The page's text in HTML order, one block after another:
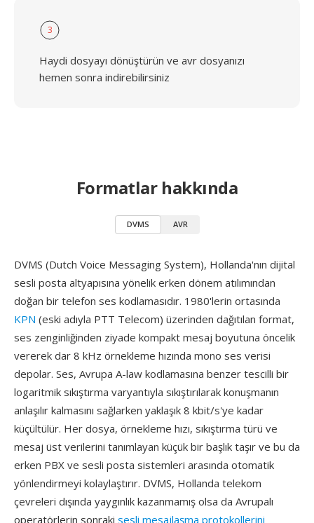
3
Haydi dosyayı dönüştürün ve avr dosyanızı
hemen sonra indirebilirsiniz
Formatlar hakkında
DVMS AVR
DVMS (Dutch Voice Messaging System), Hollanda'nın dijital
sesli posta altyapısına yönelik erken dönem atılımından
doğan bir telefon ses kodlamasıdır. 1980'lerin ortasında
KPN (eski adıyla PTT Telecom) üzerinden dağıtılan format,
ses zenginliğinden ziyade kompakt mesaj boyutuna öncelik
vererek dar 8 kHz örnekleme hızında mono ses verisi
depolar. Ses, Avrupa A-law kodlamasına benzer tescilli bir
logaritmik sıkıştırma varyantıyla sıkıştırılarak konuşmanın
anlaşılır kalmasını sağlarken yaklaşık 8 kbit/s'ye kadar
küçültülür. Her dosya, örnekleme hızı, sıkıştırma türü ve
mesaj üst verilerini tanımlayan küçük bir başlık taşır ve bu da
erken PBX ve sesli posta sistemleri arasında otomatik
yönlendirmeyi kolaylaştırır. DVMS, Hollanda telekom
çevreleri dışında yaygınlık kazanmamış olsa da Avrupalı
operatörlerin sonraki sesli mesajlaşma protokollerini